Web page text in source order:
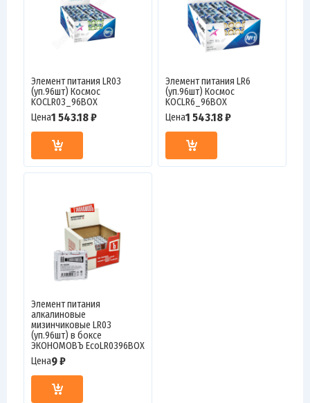
Элемент питания LR03
(уп.96шт) Космос
KOCLR03_96BOX
Цена1 543.18 ₽
Элемент питания LR6
(уп.96шт) Космос
KOCLR6_96BOX
Цена1 543.18 ₽
Элемент питания
алкалиновые
мизинчиковые LR03
(уп.96шт) в боксе
ЭКОНОМОВЪ EcoLR0396BOX
Цена9 ₽